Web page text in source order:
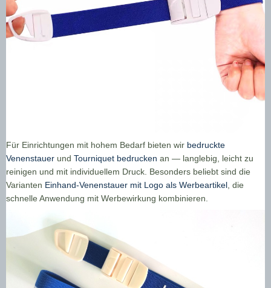
Für Einrichtungen mit hohem Bedarf bieten wir bedruckte
Venenstauer und Tourniquet bedrucken an — langlebig, leicht zu
reinigen und mit individuellem Druck. Besonders beliebt sind die
Varianten Einhand-Venenstauer mit Logo als Werbeartikel , die
schnelle Anwendung mit Werbewirkung kombinieren.